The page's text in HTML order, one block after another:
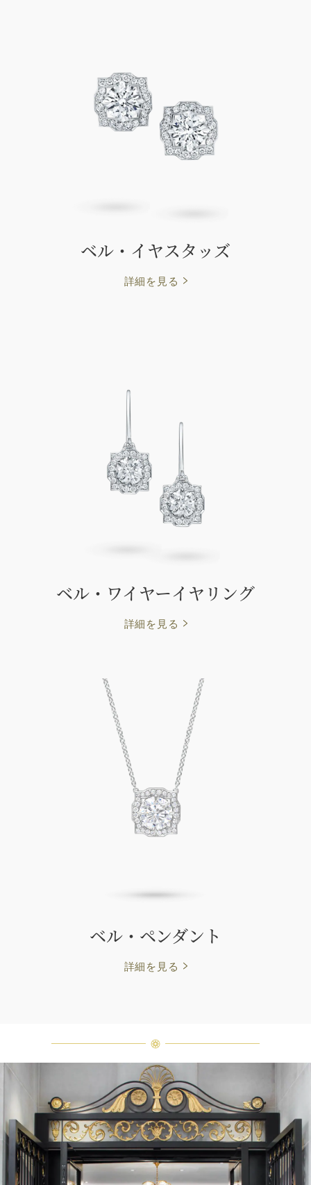
ベル・イヤスタッズ
詳細を見る
ベル・ワイヤーイヤリング
詳細を見る
ベル・ペンダント
詳細を見る